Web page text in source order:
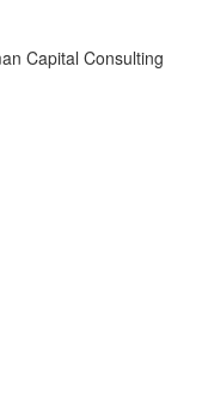
Capital Consulting